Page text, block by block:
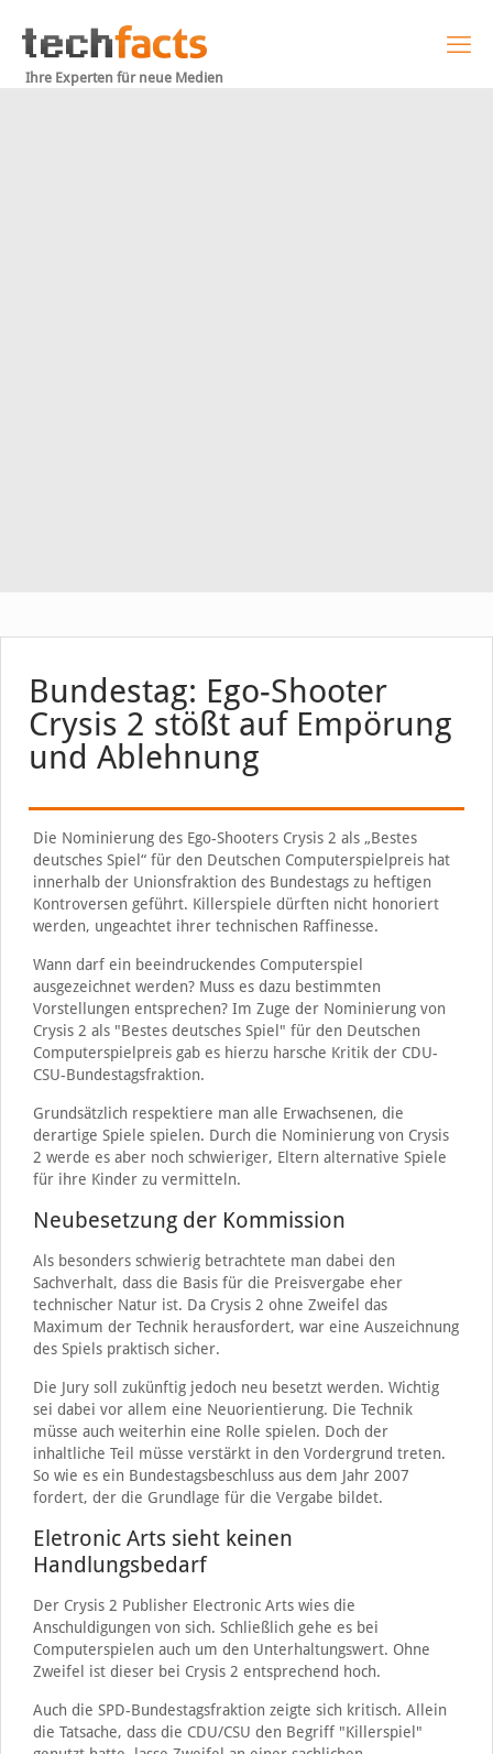
Ihre Experten für neue Medien
Bundestag: Ego-Shooter
Crysis 2 stößt auf Empörung
und Ablehnung
Die Nominierung des Ego-Shooters Crysis 2 als „Bestes
deutsches Spiel“ für den Deutschen Computerspielpreis hat
innerhalb der Unionsfraktion des Bundestags zu heftigen
Kontroversen geführt. Killerspiele dürften nicht honoriert
werden, ungeachtet ihrer technischen Raffinesse.
Wann darf ein beeindruckendes Computerspiel
ausgezeichnet werden? Muss es dazu bestimmten
Vorstellungen entsprechen? Im Zuge der Nominierung von
Crysis 2 als "Bestes deutsches Spiel" für den Deutschen
Computerspielpreis gab es hierzu harsche Kritik der CDU-
CSU-Bundestagsfraktion.
Grundsätzlich respektiere man alle Erwachsenen, die
derartige Spiele spielen. Durch die Nominierung von Crysis
2 werde es aber noch schwieriger, Eltern alternative Spiele
für ihre Kinder zu vermitteln.
Neubesetzung der Kommission
Als besonders schwierig betrachtete man dabei den
Sachverhalt, dass die Basis für die Preisvergabe eher
technischer Natur ist. Da Crysis 2 ohne Zweifel das
Maximum der Technik herausfordert, war eine Auszeichnung
des Spiels praktisch sicher.
Die Jury soll zukünftig jedoch neu besetzt werden. Wichtig
sei dabei vor allem eine Neuorientierung. Die Technik
müsse auch weiterhin eine Rolle spielen. Doch der
inhaltliche Teil müsse verstärkt in den Vordergrund treten.
So wie es ein Bundestagsbeschluss aus dem Jahr 2007
fordert, der die Grundlage für die Vergabe bildet.
Eletronic Arts sieht keinen
Handlungsbedarf
Der Crysis 2 Publisher Electronic Arts wies die
Anschuldigungen von sich. Schließlich gehe es bei
Computerspielen auch um den Unterhaltungswert. Ohne
Zweifel ist dieser bei Crysis 2 entsprechend hoch.
Auch die SPD-Bundestagsfraktion zeigte sich kritisch. Allein
die Tatsache, dass die CDU/CSU den Begriff "Killerspiel"